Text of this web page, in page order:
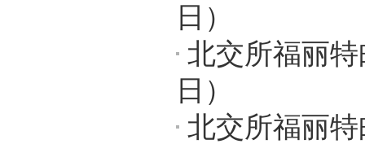
日）
北交所福丽
日）
北交所福丽